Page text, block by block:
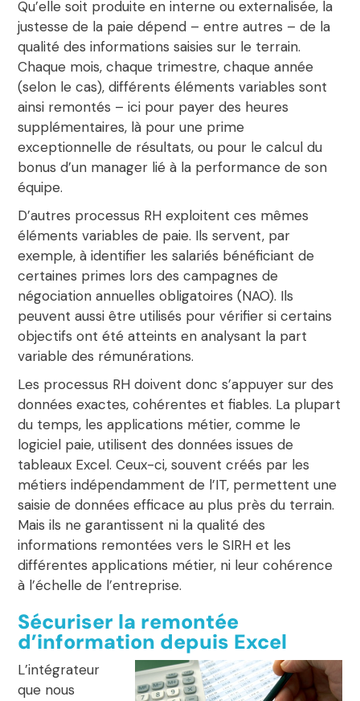
Qu’elle soit produite en interne ou externalisée, la
justesse de la paie dépend – entre autres – de la
qualité des informations saisies sur le terrain.
Chaque mois, chaque trimestre, chaque année
(selon le cas),différents éléments variables sont
ainsi remontés – ici pour payer des heures
supplémentaires, là pour une prime
exceptionnelle de résultats, ou pour le calcul du
bonus d’un manager lié à la performance de son
équipe.
D’autres processus RH exploitent ces mêmes
éléments variables de paie. Ils servent, par
exemple, à identifier les salariés bénéficiant de
certaines primes lors des campagnes de
négociation annuelles obligatoires (NAO). Ils
peuvent aussi être utilisés pour vérifier si certains
objectifs ont été atteints en analysant la part
variable des rémunérations.
Les processus RH doivent donc s’appuyer sur des
données exactes, cohérentes et fiables. La plupart
du temps, les applications métier, comme le
logiciel paie, utilisent des données issues de
tableaux Excel. Ceux-ci, souvent créés par les
métiers indépendamment de l’IT, permettent une
saisie de données efficace au plus près du terrain.
Mais ils ne garantissent ni la qualité des
informations remontées vers le SIRH et les
différentes applications métier, ni leur cohérence
à l’échelle de l’entreprise.
Sécuriser la remontée
d’information depuis Excel
L’intégrateur
que nous